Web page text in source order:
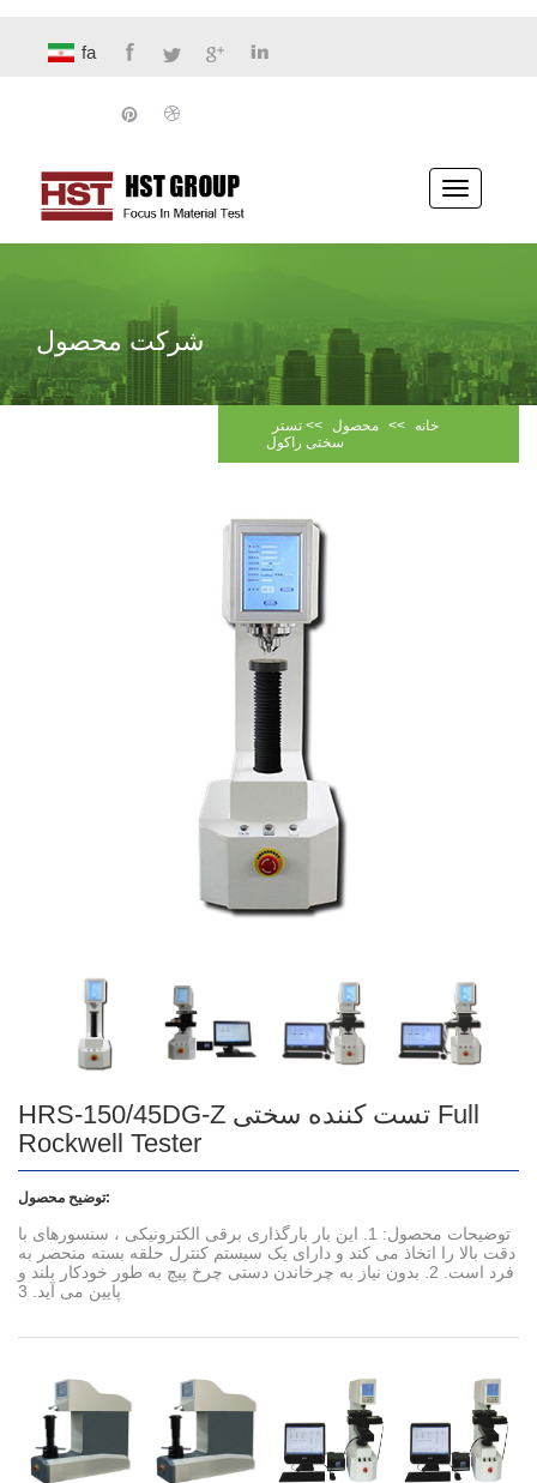
fa
پیمایش
ناوبری
شرکت محصول
خانه >> محصول >> تستر
سختی راکول
HRS-150/45DG-Z تست کننده سختی Full
Rockwell Tester
توضیح محصول:
توضیحات محصول: 1. این بار بارگذاری برقی الکترونیکی ، سنسورهای با
دقت بالا را اتخاذ می کند و دارای یک سیستم کنترل حلقه بسته منحصر به
فرد است. 2. بدون نیاز به چرخاندن دستی چرخ پیچ به طور خودکار بلند و
پایین می آید. 3